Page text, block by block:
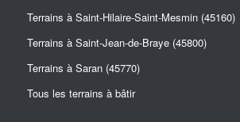
Terrains à Saint-Hilaire-Saint-Mesmin (45160)
Terrains à Saint-Jean-de-Braye (45800)
Terrains à Saran (45770)
Tous les terrains à bâtir